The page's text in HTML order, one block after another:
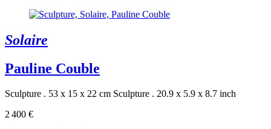
Solaire
Pauline Couble
Sculpture . 53 x 15 x 22 cm Sculpture . 20.9 x 5.9 x 8.7 inch
2 400 €